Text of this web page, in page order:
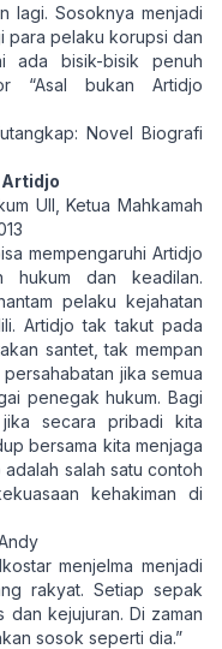
lagi. Sosoknya menjadi
para pelaku korupsi dan
ada bisik-bisik penuh
“Asal bukan Artidjo
Novel Biografi
Artidjo
UII, Ketua Mahkamah
mempengaruhi Artidjo
hukum dan keadilan.
pelaku kejahatan
Artidjo tak takut pada
santet, tak mempan
jika semua
penegak hukum. Bagi
secara pribadi kita
bersama kita menjaga
salah satu contoh
kehakiman di
menjelma menjadi
rakyat. Setiap sepak
dan kejujuran. Di zaman
sosok seperti dia.”